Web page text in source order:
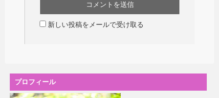
新しい投稿をメールで受け取る
プロフィール